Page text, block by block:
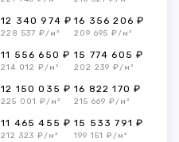
12 340 974 ₽
228 537 ₽/м²
16 356 206 ₽
209 695 ₽/м²
11 556 650 ₽
214 012 ₽/м²
15 774 605 ₽
202 239 ₽/м²
12 150 035 ₽
225 001 ₽/м²
16 822 170 ₽
215 669 ₽/м²
11 465 455 ₽
212 323 ₽/м²
15 533 791 ₽
199 151 ₽/м²